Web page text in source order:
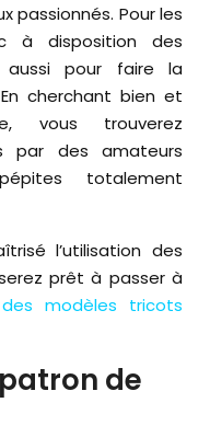
passionnés. Pour les
à disposition des
aussi pour faire la
cherchant bien et
vous trouverez
par des amateurs
totalement
l’utilisation des
prêt à passer à
des modèles tricots
de